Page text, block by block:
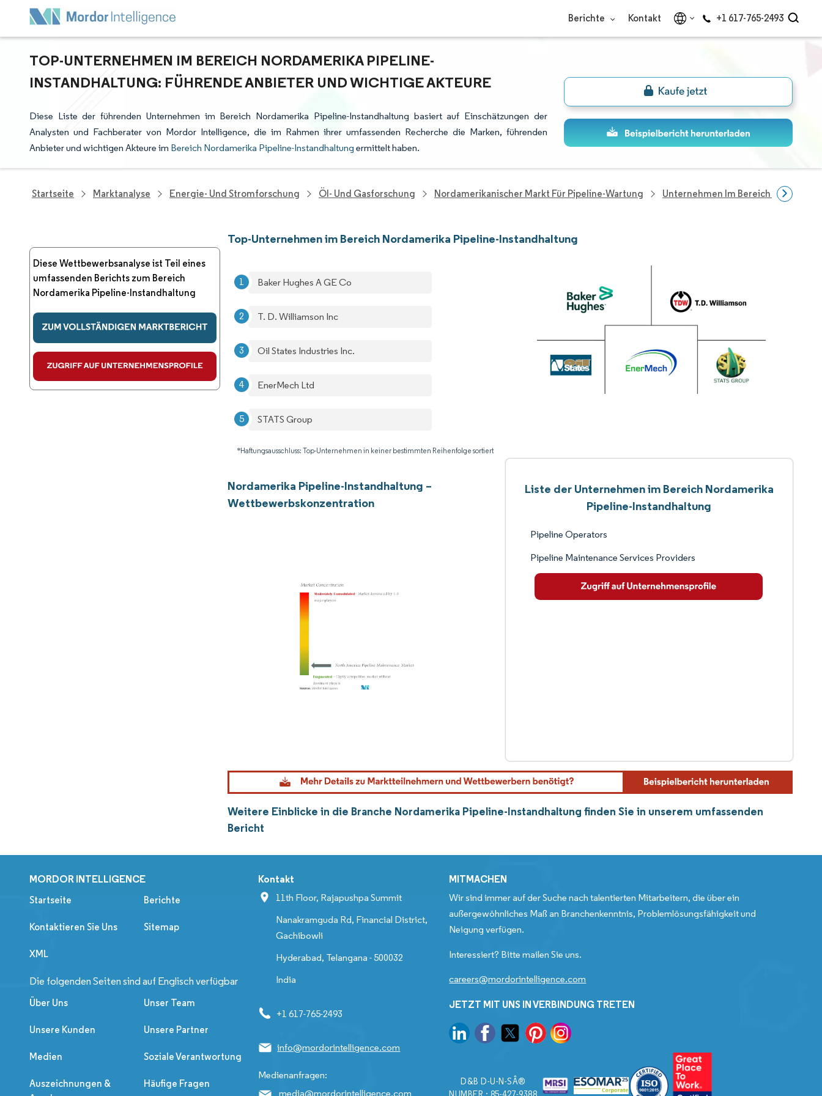
Berichte Kontakt +1 617-765-2493
TOP-UNTERNEHMEN IM BEREICH NORDAMERIKA PIPELINE-
INSTANDHALTUNG: FÜHRENDE ANBIETER UND WICHTIGE AKTEURE
Diese Liste der führenden Unternehmen im Bereich Nordamerika Pipeline-Instandhaltung basiert auf Einschätzungen der
Analysten und Fachberater von Mordor Intelligence, die im Rahmen ihrer umfassenden Recherche die Marken, führenden
Anbieter und wichtigen Akteure im Bereich Nordamerika Pipeline-Instandhaltung ermittelt haben.
Startseite Marktanalyse Energie- Und Stromforschung Öl- Und Gasforschung Nordamerikanischer Markt Für Pipeline-Wartung Unternehmen Im Bereich
Diese Wettbewerbsanalyse ist Teil eines
umfassenden Berichts zum Bereich
Nordamerika Pipeline-Instandhaltung
Top-Unternehmen im Bereich Nordamerika Pipeline-Instandhaltung
Baker Hughes A GE Co
T. D. Williamson Inc
Oil States Industries Inc.
EnerMech Ltd
STATS Group
*Haftungsausschluss: Top-Unternehmen in keiner bestimmten Reihenfolge sortiert
Nordamerika Pipeline-Instandhaltung –
Wettbewerbskonzentration
Liste der Unternehmen im Bereich Nordamerika
Pipeline-Instandhaltung
Pipeline Operators
Pipeline Maintenance Services Providers
Weitere Einblicke in die Branche Nordamerika Pipeline-Instandhaltung finden Sie in unserem umfassenden
Bericht
MORDOR INTELLIGENCE
Startseite Berichte
Kontaktieren Sie Uns Sitemap
XML
Die folgenden Seiten sind auf Englisch verfügbar
Über Uns Unser Team
Unsere Kunden Unsere Partner
Medien Soziale Verantwortung
Auszeichnungen &
Häufige Fragen
Kontakt
11th Floor, Rajapushpa Summit
Nanakramguda Rd, Financial District,
Gachibowli
Hyderabad, Telangana - 500032
India
+1 617-765-2493
info@mordorintelligence.com
Medienanfragen:
media@mordorintelligence.com
MITMACHEN
Wir sind immer auf der Suche nach talentierten Mitarbeitern, die über ein
außergewöhnliches Maß an Branchenkenntnis, Problemlösungsfähigkeit und
Neigung verfügen.
Interessiert? Bitte mailen Sie uns.
careers@mordorintelligence.com
JETZT MIT UNS IN VERBINDUNG TRETEN
D&B D-U-N-SÂ®